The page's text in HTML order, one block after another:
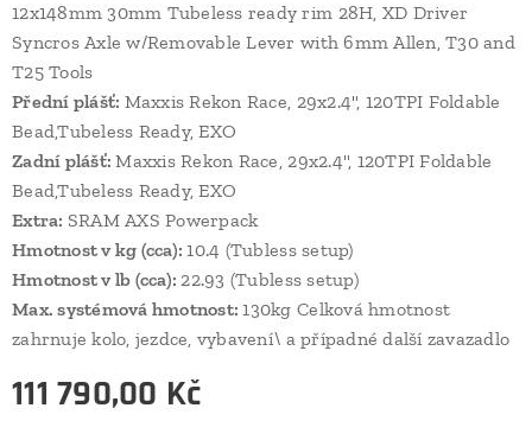
12x148mm 30mm Tubeless ready rim 28H, XD Driver
Syncros Axle w/Removable Lever with 6mm Allen, T30 and
T25 Tools
Přední plášť: Maxxis Rekon Race, 29x2.4", 120TPI Foldable
Bead,Tubeless Ready, EXO
Zadní plášť:Maxxis Rekon Race, 29x2.4", 120TPI Foldable
Bead,Tubeless Ready, EXO
Extra: SRAM AXS Powerpack
Hmotnost v kg (cca):10.4 (Tubless setup)
Hmotnost v lb (cca):22.93 (Tubless setup)
Max. systémová hmotnost:130kg Celková hmotnost
zahrnuje kolo, jezdce, vybavení\ a případné další zavazadlo
111 790,00 Kč